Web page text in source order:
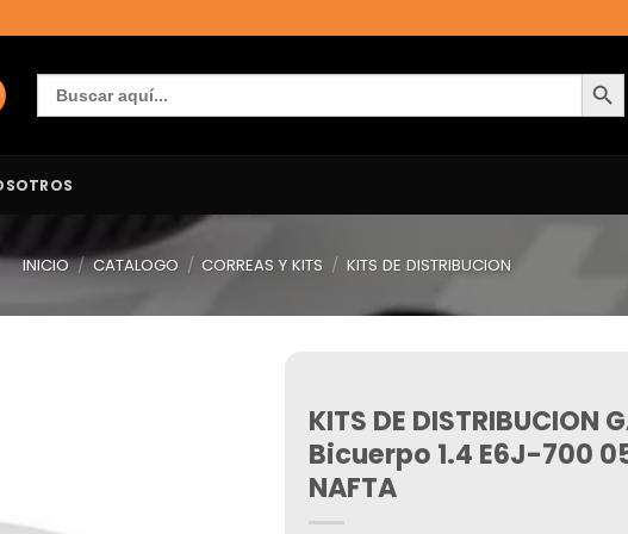
Buscar:
BOTÓN DE
INICIO / CATALOGO / CORREAS Y KITS / KITS DE DISTRIBUCION
KITS DE DISTRIBUCION
Bicuerpo 1.4 E6J-700
NAFTA